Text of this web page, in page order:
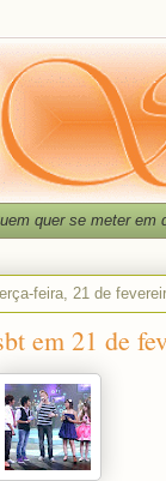
quer se meter em
feira, 21 de
em 21 de